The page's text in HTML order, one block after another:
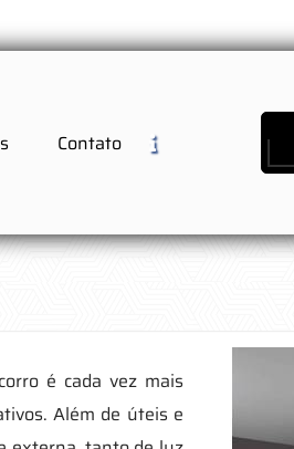
Contato
é cada vez mais
Além de úteis e